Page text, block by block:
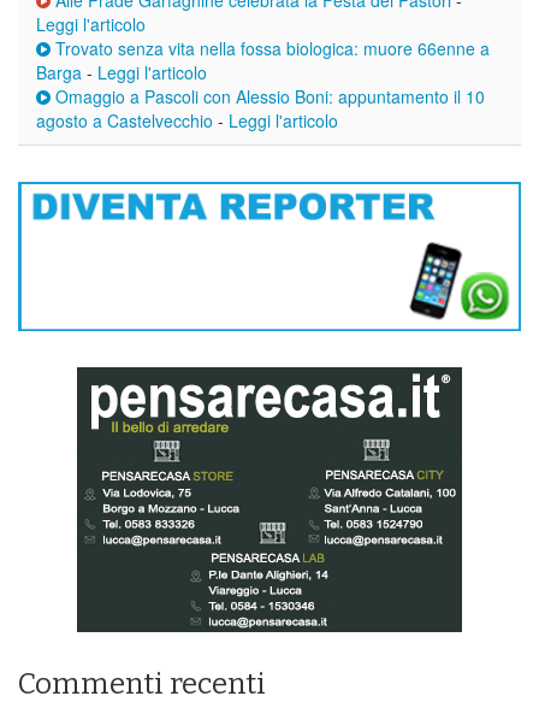
Leggi l'articolo
Trovato senza vita nella fossa biologica: muore 66enne a
Barga - Leggi l'articolo
Omaggio a Pascoli con Alessio Boni: appuntamento il 10
agosto a Castelvecchio - Leggi l'articolo
Commenti recenti